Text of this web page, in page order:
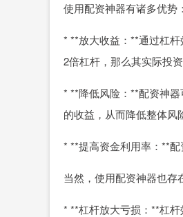
使用配资神器有诸多优势：
* **放大收益：**通过杠
2倍杠杆，那么其实际投
* **降低风险：**配资神
的收益，从而降低整体风
* **提高资金利用率：**
当然，使用配资神器也存
* **杠杆放大亏损：**杠杆